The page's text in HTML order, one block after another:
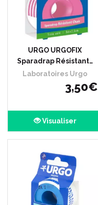
URGO URGOFIX
Sparadrap Résistant…
Laboratoires Urgo
3,50€
Visualiser